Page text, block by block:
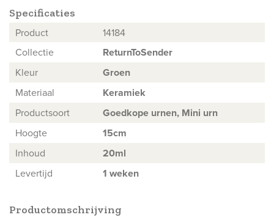
Specificaties
Product
14184
Collectie
ReturnToSender
Kleur Groen
Materiaal Keramiek
Productsoort Goedkope urnen, Mini urn
Hoogte 15cm
Inhoud 20ml
Levertijd 1 weken
Productomschrijving